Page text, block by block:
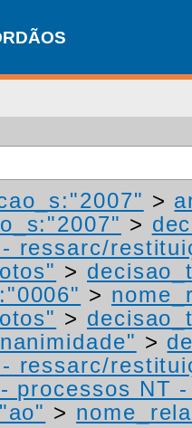
>
>
ressarc/
>
>
>
>
ressarc/
processos NT
>